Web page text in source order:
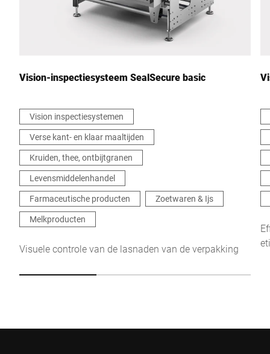
Ik bevestig hierbij dat ik instem met het gebruik van mijn
gegevens om dit verzoek te verwerken Meer informatie is te
vinden in deVerklaring van gegevensbescherming
Anti-Robot Verification
Vision-inspectiesysteem SealSecure basic
Vision inspectiesystemen
Verse kant- en klaar maaltijden
Kruiden, thee, ontbijtgranen
Levensmiddelenhandel
Farmaceutische producten
Zoetwaren & Ijs
Melkproducten
Visuele controle van de lasnaden van de verpakking